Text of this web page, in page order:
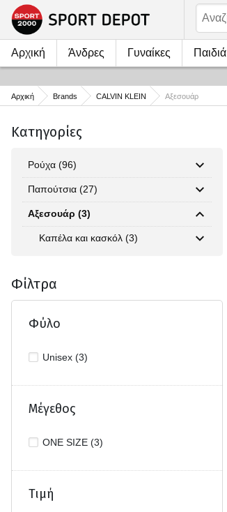
Αρχική Άνδρες Γυναίκες Παιδιά
Αρχική Brands CALVIN KLEIN Αξεσουάρ
Κατηγορίες
Ρούχα (96)
Παπούτσια (27)
Αξεσουάρ (3)
Καπέλα και κασκόλ (3)
Φίλτρα
Φύλο
Unisex (3)
Μέγεθος
ONE SIZE (3)
Τιμή